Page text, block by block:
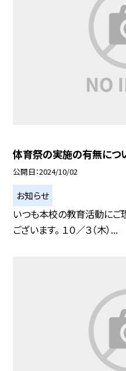
体育祭の実施の有無につ
公開日 2024/10/02
お知らせ
いつも本校の教育活動にご
ございます。 １０／３（木）...